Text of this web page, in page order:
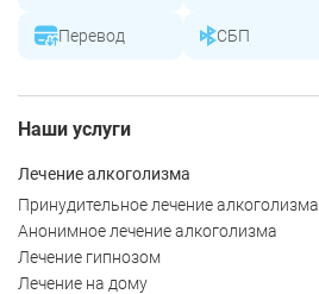
Перевод СБП
Наши услуги
Лечение алкоголизма
Принудительное лечение алкоголизма
Анонимное лечение алкоголизма
Лечение гипнозом
Лечение на дому